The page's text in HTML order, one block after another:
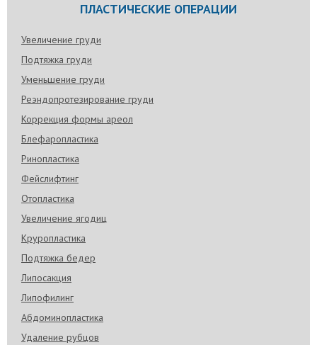
ПЛАСТИЧЕСКИЕ ОПЕРАЦИИ
Увеличение груди
Подтяжка груди
Уменьшение груди
Реэндопротезирование груди
Коррекция формы ареол
Блефаропластика
Ринопластика
Фейслифтинг
Отопластика
Увеличение ягодиц
Круропластика
Подтяжка бедер
Липосакция
Липофилинг
Абдоминопластика
Удаление рубцов